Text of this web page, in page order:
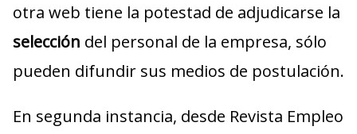
otra web tiene la potestad de adjudicarse la
selección del personal de la empresa, sólo
pueden difundir sus medios de postulación.
En segunda instancia, desde Revista Empleo